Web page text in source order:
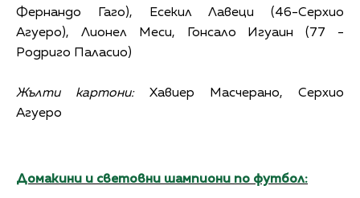
Фернандо Гаго), Есекил Лавеци (46-Серхио
Агуеро), Лионел Меси, Гонсало Игуаин (77 -
Родриго Паласио)
Жълти картони: Хавиер Масчерано, Серхио
Агуеро
Домакини и световни шампиони по футбол: